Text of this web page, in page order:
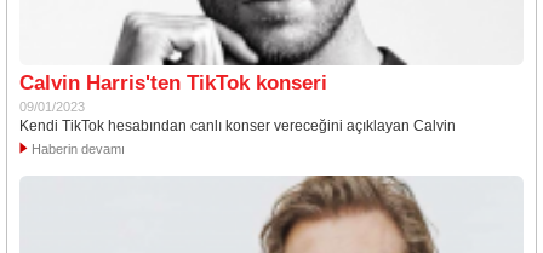
Calvin Harris'ten TikTok konseri
09/01/2023
Kendi TikTok hesabından canlı konser vereceğini açıklayan Calvin
Haberin devamı